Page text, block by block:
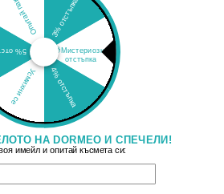
3% отстъпка
🎁Мистериозна
отстъпка
4% отстъпка
Усмихни се
Опитай пак
НА DORMEO И СПЕЧЕЛИ!
имейл и опитай късмета си: